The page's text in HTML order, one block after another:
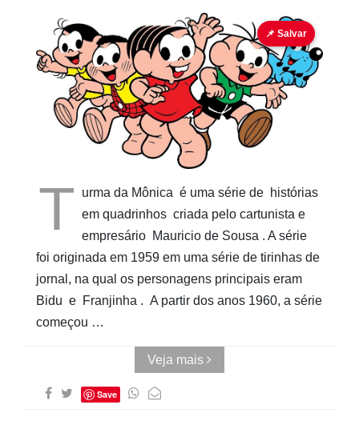
Mauricio de Sousa para colorir
Pinturas para
colorir
Turma da Mônica
Cubo ao
📌 Salvar
T
urma da Mônica é uma série de histórias
em quadrinhos criada pelo cartunista e
empresário Mauricio de Sousa . A série
foi originada em 1959 em uma série de tirinhas de
jornal, na qual os personagens principais eram
Bidu e Franjinha . A partir dos anos 1960, a série
começou …
Veja mais
Save